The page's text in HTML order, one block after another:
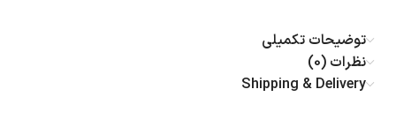
توضیحات تکمیلی
نظرات (0)
Shipping & Delivery